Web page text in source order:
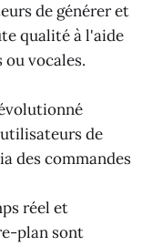
de générer et
qualité à l'aide
vocales.
de
des commandes
réel et
plan sont